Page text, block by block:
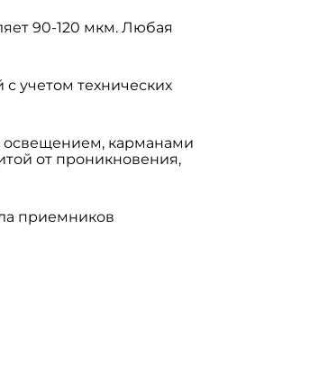
90-120 мкм. Любая
учетом технических
освещением, карманами
от проникновения,
приемников